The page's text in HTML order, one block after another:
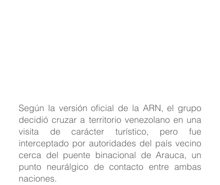
Según la versión oficial de la ARN, el grupo
decidió cruzar a territorio venezolano en una
visita de carácter turístico, pero fue
interceptado por autoridades del país vecino
cerca del puente binacional de Arauca, un
punto neurálgico de contacto entre ambas
naciones.